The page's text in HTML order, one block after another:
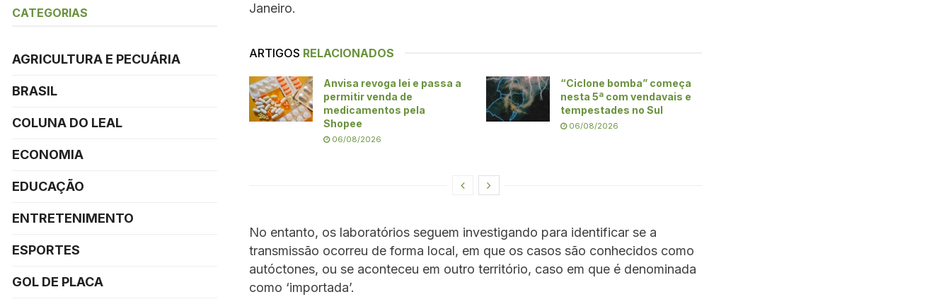
Janeiro.
ARTIGOS RELACIONADOS
Anvisa revoga lei e passa a
permitir venda de
medicamentos pela
Shopee
06/08/2026
“Ciclone bomba” começa
nesta 5ª com vendavais e
tempestades no Sul
06/08/2026
No entanto, os laboratórios seguem investigando para identificar se a
transmissão ocorreu de forma local, em que os casos são conhecidos como
autóctones, ou se aconteceu em outro território, caso em que é denominada
como ‘importada’.
CATEGORIAS
AGRICULTURA E PECUÁRIA
BRASIL
COLUNA DO LEAL
ECONOMIA
EDUCAÇÃO
ENTRETENIMENTO
ESPORTES
GOL DE PLACA